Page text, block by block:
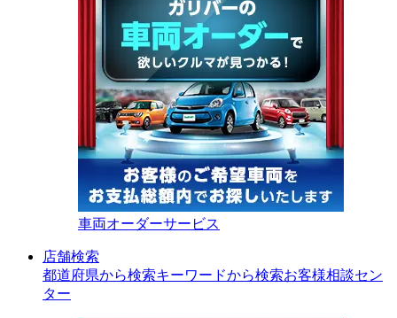
車両オーダーサービス
店舗検索
都道府県から検索キーワードから検索お客様相談セン
ター